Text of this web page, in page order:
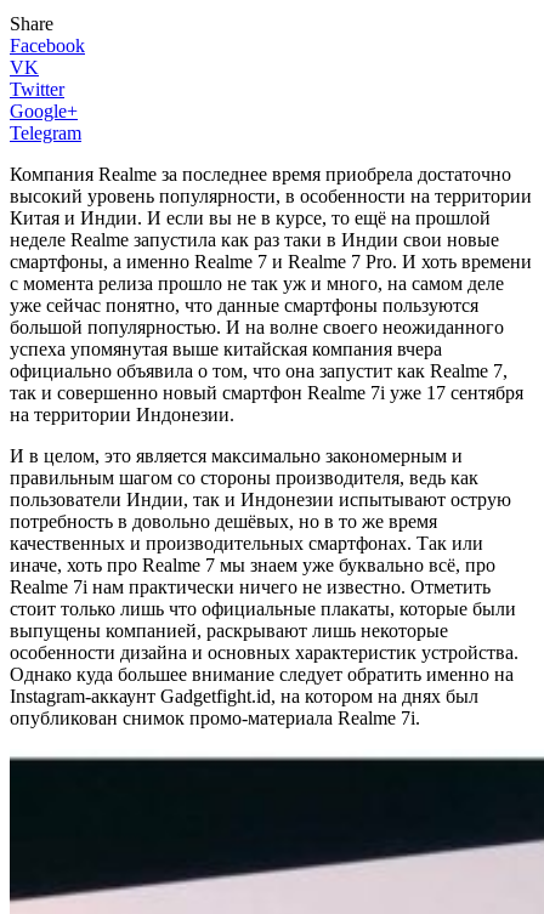
Share
Facebook
VK
Twitter
Google+
Telegram
Компания Realme за последнее время приобрела достаточно
высокий уровень популярности, в особенности на территории
Китая и Индии. И если вы не в курсе, то ещё на прошлой
неделе Realme запустила как раз таки в Индии свои новые
смартфоны, а именно Realme 7 и Realme 7 Pro. И хоть времени
с момента релиза прошло не так уж и много, на самом деле
уже сейчас понятно, что данные смартфоны пользуются
большой популярностью. И на волне своего неожиданного
успеха упомянутая выше китайская компания вчера
официально объявила о том, что она запустит как Realme 7,
так и совершенно новый смартфон Realme 7i уже 17 сентября
на территории Индонезии.
И в целом, это является максимально закономерным и
правильным шагом со стороны производителя, ведь как
пользователи Индии, так и Индонезии испытывают острую
потребность в довольно дешёвых, но в то же время
качественных и производительных смартфонах. Так или
иначе, хоть про Realme 7 мы знаем уже буквально всё, про
Realme 7i нам практически ничего не известно. Отметить
стоит только лишь что официальные плакаты, которые были
выпущены компанией, раскрывают лишь некоторые
особенности дизайна и основных характеристик устройства.
Однако куда большее внимание следует обратить именно на
Instagram-аккаунт Gadgetfight.id, на котором на днях был
опубликован снимок промо-материала Realme 7i.